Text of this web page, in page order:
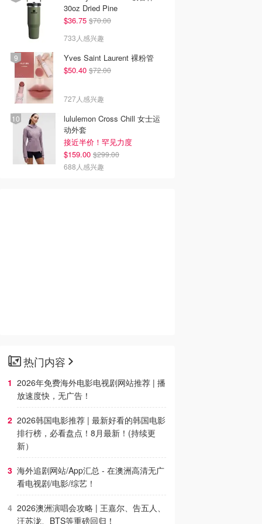
30oz Dried Pine
$36.75 $70.00
733人感兴趣
Yves Saint Laurent 裸粉管
$50.40 $72.00
727人感兴趣
lululemon Cross Chill 女士运
动外套
接近半价！罕见力度
$159.00 $299.00
688人感兴趣
热门内容
2026年免费海外电影电视剧网站推荐 | 播
放速度快，无广告！
2026韩国电影推荐 | 最新好看的韩国电影
排行榜，必看盘点！8月最新！(持续更
新）
海外追剧网站/App汇总 - 在澳洲高清无广
看电视剧/电影/综艺！
2026澳洲演唱会攻略 | 王嘉尔、告五人、
汪苏泷、BTS等重磅回归！